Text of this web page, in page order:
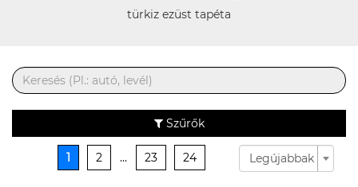
türkiz ezüst tapéta
Szűrők
1 2 ... 23 24 Legújabbak